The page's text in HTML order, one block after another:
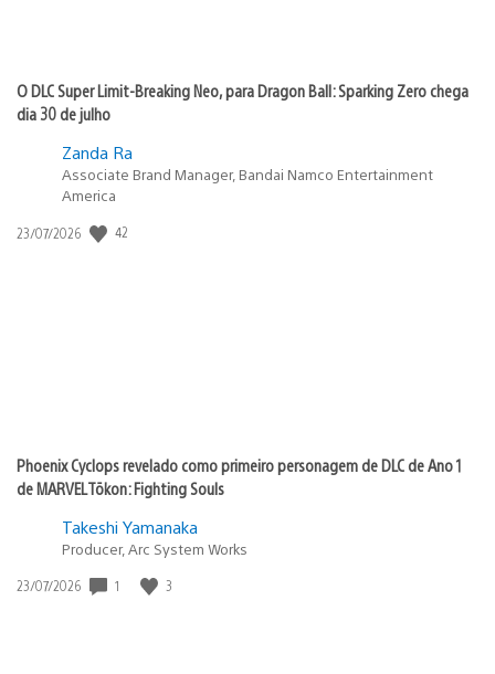
O DLC Super Limit-Breaking Neo, para Dragon Ball: Sparking Zero chega
dia 30 de julho
Zanda Ra
Associate Brand Manager, Bandai Namco Entertainment
America
Data
23/07/2026 42
Phoenix Cyclops revelado como primeiro personagem de DLC de Ano 1
de MARVEL Tōkon: Fighting Souls
Takeshi Yamanaka
Producer, Arc System Works
Data
23/07/2026 1 3